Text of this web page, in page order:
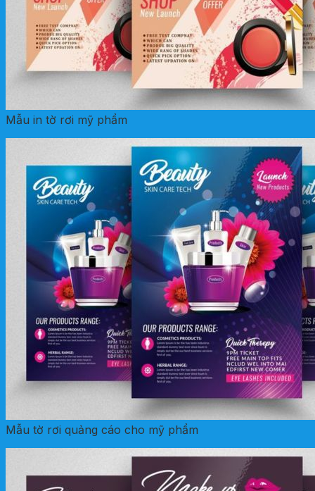
Mẫu in tờ rơi mỹ phẩm
Mẫu tờ rơi quảng cáo cho mỹ phẩm